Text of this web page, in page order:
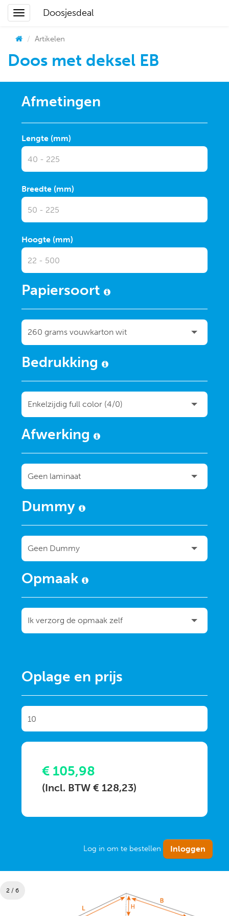
Doosjesdeal
Artikelen
Doos met deksel EB
2 / 6
Afmetingen
Lengte (mm)
Breedte (mm)
Hoogte (mm)
Papiersoort
Bedrukking
Afwerking
Dummy
Opmaak
Oplage en prijs
€ 105,98
(Incl. BTW € 128,23)
Log in om te bestellen